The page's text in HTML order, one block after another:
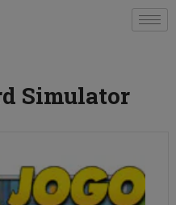
Simulator